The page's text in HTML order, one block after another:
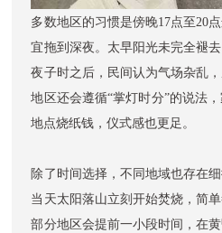
多数地区的习惯是傍晚17点至20
宜拖到深夜。太早阳光未完全褪
夜子时之后，民间认为气场杂乱
地区还会遵循“掌灯时分”的说法
地点烧纸钱，仪式感也更足。
除了时间选择，不同地域也存在
当天太阳落山立刻开始焚烧，简
部分地区会提前一小段时间，在